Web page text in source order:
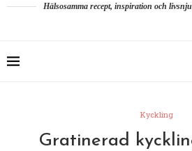
Hälsosamma recept, inspiration och
Kyckling
Gratinerad